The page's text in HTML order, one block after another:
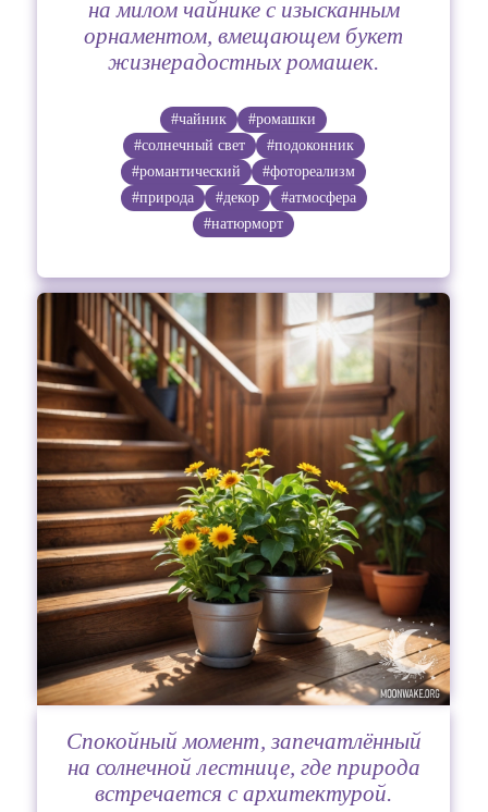
на милом чайнике с изысканным
орнаментом, вмещающем букет
жизнерадостных ромашек.
#чайник
#ромашки
#солнечный свет
#подоконник
#романтический
#фотореализм
#природа
#декор
#атмосфера
#натюрморт
Спокойный момент, запечатлённый
на солнечной лестнице, где природа
встречается с архитектурой.